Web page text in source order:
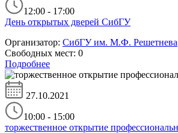
12:00 - 17:00
День открытых дверей СибГУ
Организатор: СибГУ им. М.Ф. Решетнева
Свободных мест: 0
Подробнее
27.10.2021
10:00 - 15:00
торжественное открытие